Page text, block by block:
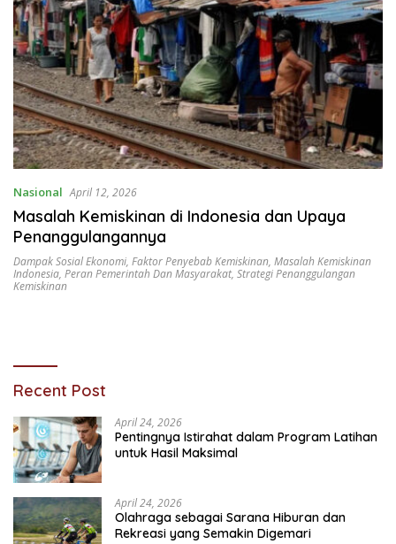
Nasional April 12, 2026
Masalah Kemiskinan di Indonesia dan Upaya
Penanggulangannya
Dampak Sosial Ekonomi, Faktor Penyebab Kemiskinan, Masalah Kemiskinan
Indonesia, Peran Pemerintah Dan Masyarakat, Strategi Penanggulangan
Kemiskinan
Recent Post
April 24, 2026
Pentingnya Istirahat dalam Program Latihan
untuk Hasil Maksimal
April 24, 2026
Olahraga sebagai Sarana Hiburan dan
Rekreasi yang Semakin Digemari